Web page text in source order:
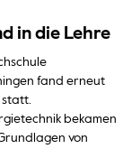
in die Lehre
fand erneut
bekamen
von